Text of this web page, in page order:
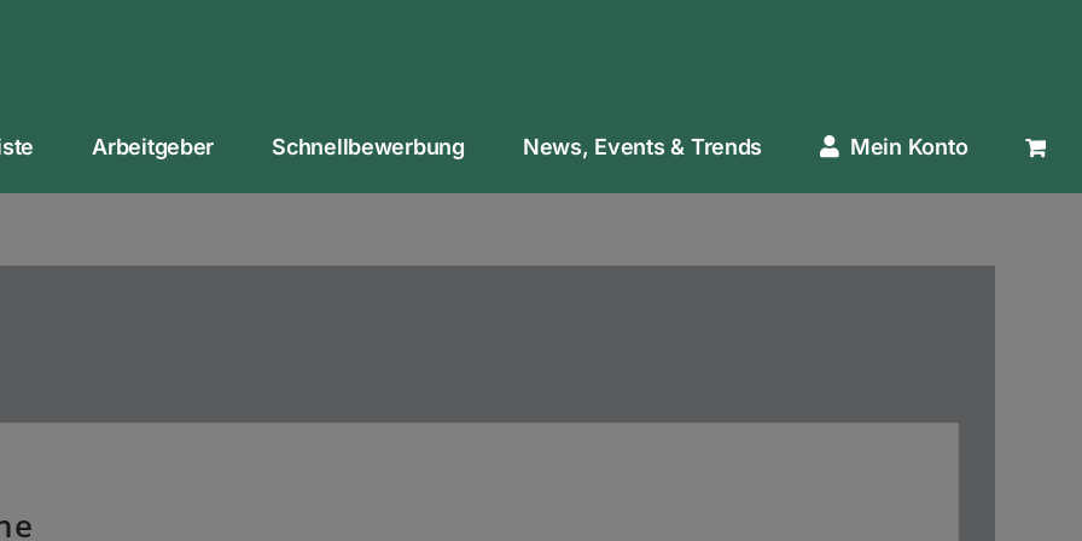
Arbeitgeber Schnellbewerbung News, Events & Trends Mein Konto